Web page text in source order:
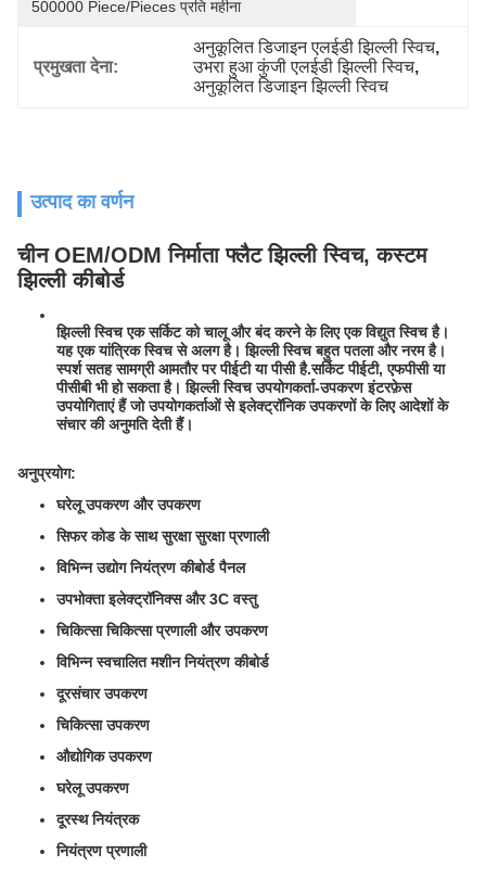
500000 Piece/Pieces प्रति महीना
प्रमुखता देना:
अनुकूलित डिजाइन एलईडी झिल्ली स्विच,
उभरा हुआ कुंजी एलईडी झिल्ली स्विच,
अनुकूलित डिजाइन झिल्ली स्विच
उत्पाद का वर्णन
चीन OEM/ODM निर्माता फ्लैट झिल्ली स्विच, कस्टम
झिल्ली कीबोर्ड
झिल्ली स्विच एक सर्किट को चालू और बंद करने के लिए एक विद्युत स्विच है।
यह एक यांत्रिक स्विच से अलग है। झिल्ली स्विच बहुत पतला और नरम है।
स्पर्श सतह सामग्री आमतौर पर पीईटी या पीसी है.सर्किट पीईटी, एफपीसी या
पीसीबी भी हो सकता है। झिल्ली स्विच उपयोगकर्ता-उपकरण इंटरफ़ेस
उपयोगिताएं हैं जो उपयोगकर्ताओं से इलेक्ट्रॉनिक उपकरणों के लिए आदेशों के
संचार की अनुमति देती हैं।
अनुप्रयोग:
घरेलू उपकरण और उपकरण
सिफर कोड के साथ सुरक्षा सुरक्षा प्रणाली
विभिन्न उद्योग नियंत्रण कीबोर्ड पैनल
उपभोक्ता इलेक्ट्रॉनिक्स और 3C वस्तु
चिकित्सा चिकित्सा प्रणाली और उपकरण
विभिन्न स्वचालित मशीन नियंत्रण कीबोर्ड
दूरसंचार उपकरण
चिकित्सा उपकरण
औद्योगिक उपकरण
घरेलू उपकरण
दूरस्थ नियंत्रक
नियंत्रण प्रणाली